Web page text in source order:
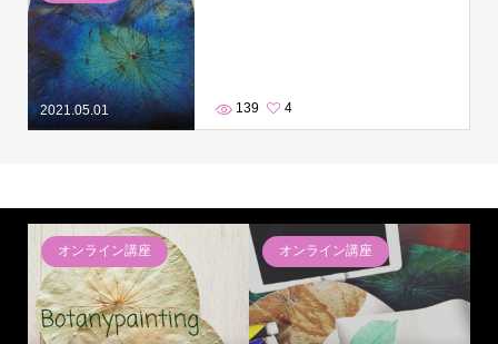
2021.05.01 139 4
オンライン講座 オンライン講座